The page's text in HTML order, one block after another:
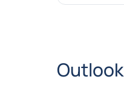
Outlook